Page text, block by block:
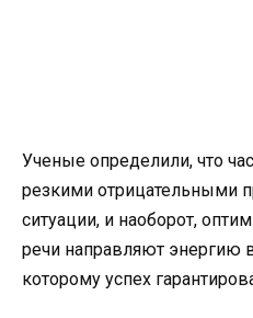
Ученые определили, что
резкими отрицательными
ситуации, и наоборот,
речи направляют энергию
которому успех